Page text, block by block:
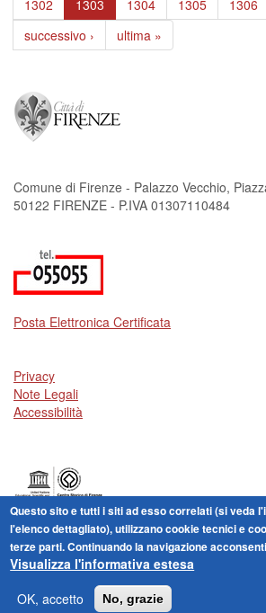
1302
1303 1304 1305 1306
successivo ›
ultima »
Comune di Firenze - Palazzo Vecchio,
50122 FIRENZE - P.IVA 01307110484
Posta Elettronica Certificata
Privacy
Note Legali
Accessibilità
Centro storico di Firenze patrimonio
Amministrazione Trasparente
sono riutilizzabili solo alle condizioni
comunitaria 2003/98/CE e dal d.lgs. 36/
Questo sito e tutti i siti ad esso correlati (si veda
l'elenco dettagliato), utilizzano cookie tecnici e
terze parti. Continuando la navigazione
Visualizza l'informativa estesa
OK, accetto
No, grazie